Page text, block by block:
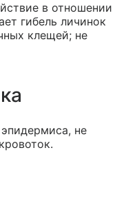
в отношении
гибель личинок
клещей; не
не